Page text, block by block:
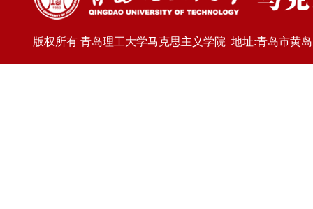
版权所有 青岛理工大学马克思主义学院 地址:青岛市黄